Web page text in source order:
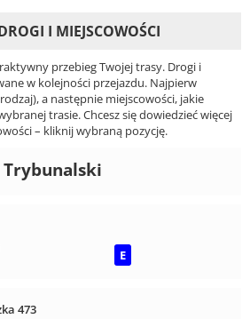
I MIEJSCOWOŚCI
przebieg Twojej trasy. Drogi i
w kolejności przejazdu. Najpierw
a następnie miejscowości, jakie
trasie. Chcesz się dowiedzieć więcej
– kliknij wybraną pozycję.
E
473